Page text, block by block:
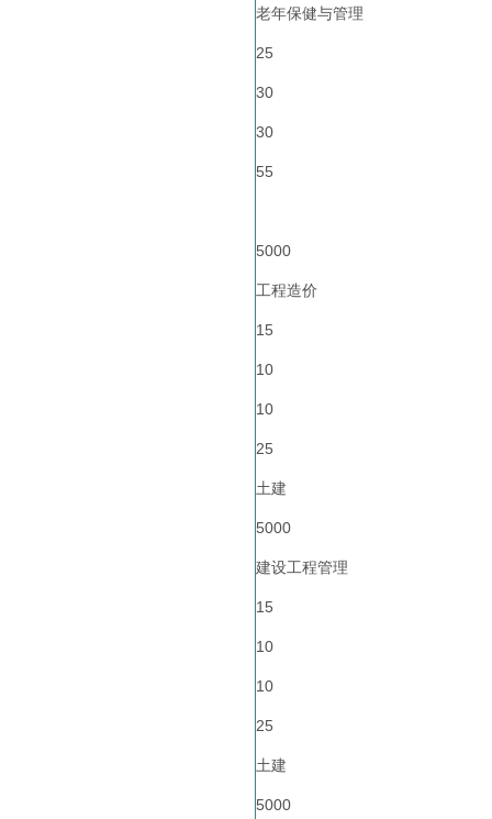
老年保健与管理
25
30
30
55
5000
工程造价
15
10
10
25
土建
5000
建设工程管理
15
10
10
25
土建
5000